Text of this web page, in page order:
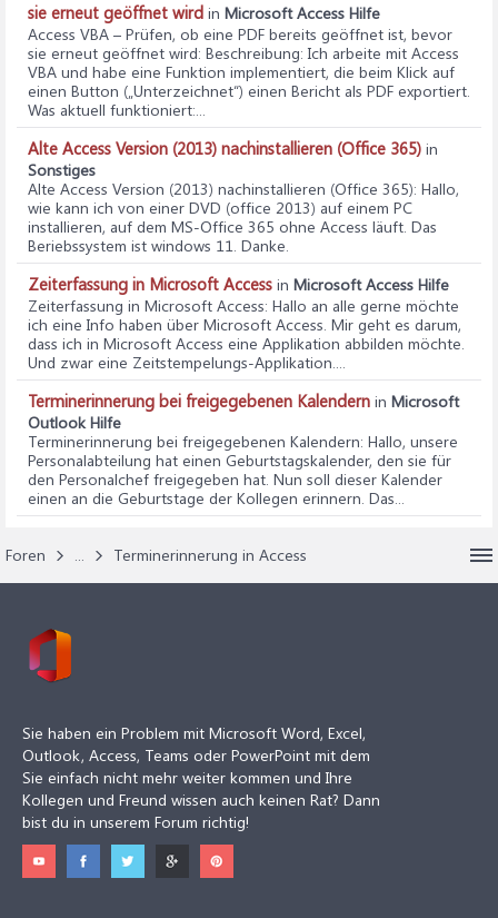
sie erneut geöffnet wird in Microsoft Access Hilfe
Access VBA – Prüfen, ob eine PDF bereits geöffnet ist, bevor
sie erneut geöffnet wird: Beschreibung: Ich arbeite mit Access
VBA und habe eine Funktion implementiert, die beim Klick auf
einen Button („Unterzeichnet“) einen Bericht als PDF exportiert.
Was aktuell funktioniert:...
Alte Access Version (2013) nachinstallieren (Office 365) in
Sonstiges
Alte Access Version (2013) nachinstallieren (Office 365): Hallo,
wie kann ich von einer DVD (office 2013) auf einem PC
installieren, auf dem MS-Office 365 ohne Access läuft. Das
Beriebssystem ist windows 11. Danke.
Zeiterfassung in Microsoft Access in Microsoft Access Hilfe
Zeiterfassung in Microsoft Access: Hallo an alle gerne möchte
ich eine Info haben über Microsoft Access. Mir geht es darum,
dass ich in Microsoft Access eine Applikation abbilden möchte.
Und zwar eine Zeitstempelungs-Applikation....
Terminerinnerung bei freigegebenen Kalendern in Microsoft
Outlook Hilfe
Terminerinnerung bei freigegebenen Kalendern: Hallo, unsere
Personalabteilung hat einen Geburtstagskalender, den sie für
den Personalchef freigegeben hat. Nun soll dieser Kalender
einen an die Geburtstage der Kollegen erinnern. Das...
Foren ... Terminerinnerung in Access
Sie haben ein Problem mit Microsoft Word, Excel,
Outlook, Access, Teams oder PowerPoint mit dem
Sie einfach nicht mehr weiter kommen und Ihre
Kollegen und Freund wissen auch keinen Rat? Dann
bist du in unserem Forum richtig!